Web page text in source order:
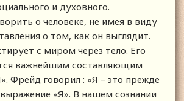
и духовного.
о человеке, не имея в виду
о том, как он выглядит.
с миром через тело. Его
важнейшим составляющим
Фрейд говорил : «Я – это прежде
выражение «Я». В нашем сознании